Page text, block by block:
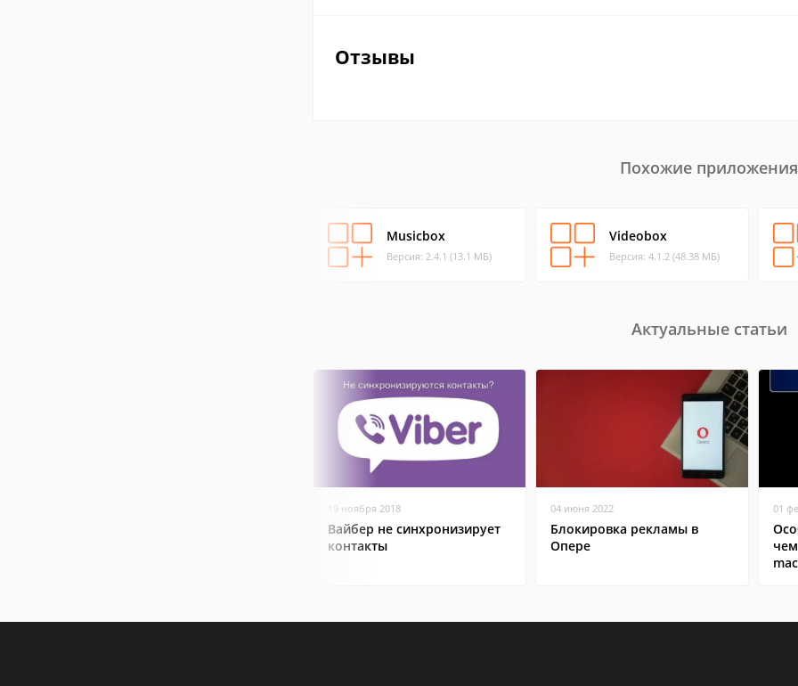
Отзывы
Похожие приложения
Musicbox
Версия: 2.4.1 (13.1 МБ)
Videobox
Версия: 4.1.2 (48.38 МБ)
Актуальные статьи
19 ноября 2018
Вайбер не синхронизирует
контакты
04 июня 2022
Блокировка рекламы в
Опере
01